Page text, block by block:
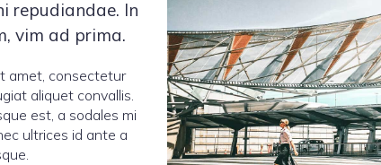
repudiandae. In
vim ad prima.
amet, consectetur
aliquet convallis.
est, a sodales mi
ultrices id ante a